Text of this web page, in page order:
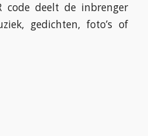
code deelt de inbrenger
gedichten, foto’s of